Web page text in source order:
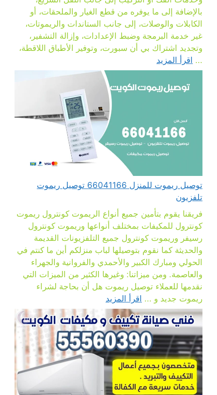
بالإضافة إلى ما يوفره من قطع الغيار والملحقات، أو
الكابلات والوصلات، إلى جانب الستاندات والريموتات،
غير خدمة البرمجة وضبط الإعدادات، وإزالة التشفير،
وتجديد اشتراك بي أن سبورت، وتوفير الأطباق اللاقطة،
... اقرأ المزيد
توصيل ريموت للمنزل 66041166 توصيل ريموت
تلفزيون
فريقنا يقوم بتأمين جميع أنواع الريموت كونترول ريموت
كونترول للمكيفات بمختلف أنواعها وريموت كونترول
رسيفر وريموت كونترول جميع التلفزيونات القديمة
والحديثة كما نقوم بتوصيلها لباب منزلكم أين ما كنتم في
الحولي ومبارك الكبير والأحمدي والفروانية والجهراء
والعاصمة. ومن ميزاتنا: وغيرها الكثير من الميزات التي
نقدمها للعملاء توصيل ريموت هل أن بحاجة لشراء
ريموت جديد و ... اقرأ المزيد